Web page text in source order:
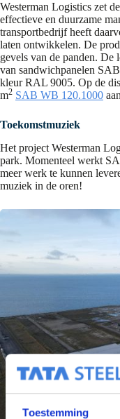
Toestemming
Westerman Logistics zet
effectieve en duurzame
transportbedrijf heeft
laten ontwikkelen. De
gevels van de panden. De
van sandwichpanelen
kleur RAL 9005. Op de
m2 SAB WB 120.1000
Toekomstmuziek
Het project Westerman
park. Momenteel werkt
meer werk te kunnen
muziek in de oren!